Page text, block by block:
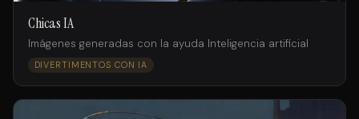
Chicas IA
Imágenes generadas con la ayuda Inteligencia artificial
DIVERTIMENTOS CON IA